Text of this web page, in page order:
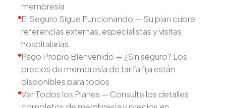
membresía
El Seguro Sigue Funcionando — Su plan cubre
referencias externas, especialistas y visitas
hospitalarias
Pago Propio Bienvenido — ¿Sin seguro? Los
precios de membresía de tarifa fija están
disponibles para todos
Ver Todos los Planes — Consulte los detalles